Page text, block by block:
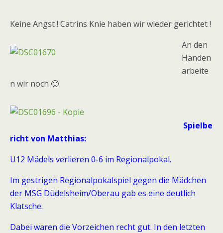
Keine Angst ! Catrins Knie haben wir wieder gerichtet !
An den
Händen
arbeite
n wir noch 🙂
Spielbe
richt von Matthias:
U12 Mädels verlieren 0-6 im Regionalpokal.
Im gestrigen Regionalpokalspiel gegen die Mädchen
der MSG Düdelsheim/Oberau gab es eine deutlich
Klatsche.
Dabei waren die Vorzeichen recht gut. In den letzten